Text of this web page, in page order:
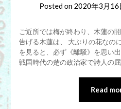
Posted on 2020年3月16
ご近所では梅が終わり、木蓮の
告げる木蓮は、 大ぶりの花なの
を見ると、必ず《離騒》を思い
戦国時代の楚の政治家で詩人の
Read